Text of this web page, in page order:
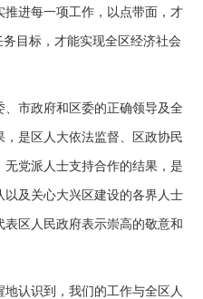
进每一项工作，以点带面，才
目标，才能实现全区经济社会
市政府和区委的正确领导及全
，是区人大依法监督、区政协民
党派人士支持合作的结果，是
及关心大兴区建设的各界人士
区人民政府表示崇高的敬意和
认识到，我们的工作与全区人